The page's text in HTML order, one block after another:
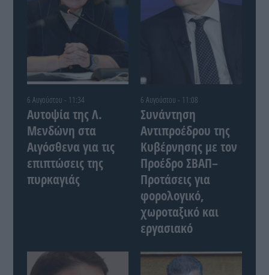
6 Αυγούστου - 11:34
Αυτοψία της Λ.
Μενδώνη στα
Αιγόσθενα για τις
επιπτώσεις της
πυρκαγιάς
6 Αυγούστου - 11:08
Συνάντηση
Αντιπροέδρου της
Κυβέρνησης με τον
Προέδρο ΣΒΑΠ–
Προτάσεις για
φορολογικό,
χωροταξικό και
εργασιακό